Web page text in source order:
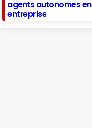
agents autonomes en
entreprise